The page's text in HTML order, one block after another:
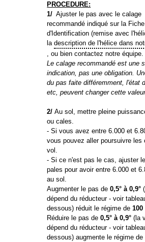
PROCEDURE:
1/ Ajuster le pas avec le calage
recommandé indiqué sur la Fiche
d'Identification (remise avec
ladescription de l'hélice dans
, ou bien contactez notre équipe.
Le calage recommandé est une
indication, pas une obligation.
du pas faite différemment, l'état
etc, peuvent changer cette
2/ Au sol, mettre pleine
ou cales.
- Si vous avez entre 6.000 et
vous pouvez aller poursuivre les
vol.
- Si ce n'est pas le cas, ajuster
pales pour avoir entre 6.000 et
au sol.
Augmenter le pas de0,5° à 0,9°
dépend du réducteur - voir
dessous) réduit le régime de
Réduire le pas de0,5° à 0,9° (la
dépend du réducteur - voir
dessous) augmente le régime de